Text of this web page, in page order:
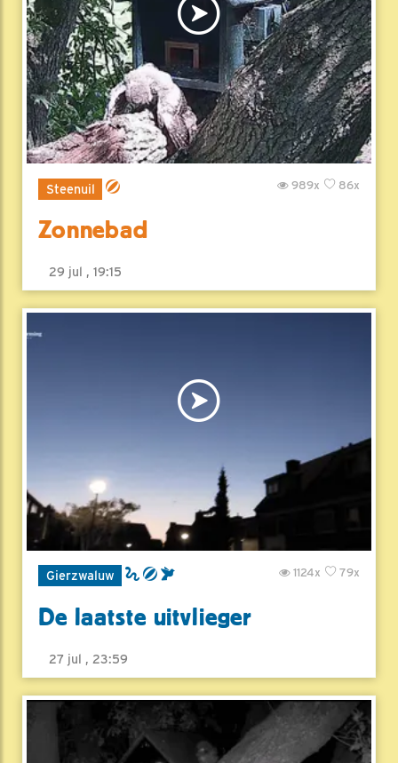
Steenuil 86x
989x
Zonnebad
29 jul , 19:15
Gierzwaluw 79x
1124x
De laatste uitvlieger
27 jul , 23:59